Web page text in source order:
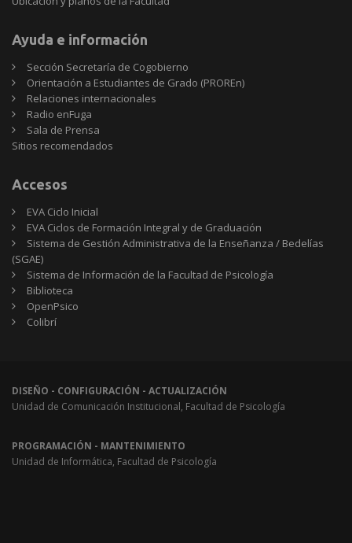
Ayuda e información
Sección Secretaría de Cogobierno
Orientación a Estudiantes de Grado (PROREn)
Relaciones internacionales
Radio enFuga
Sala de Prensa
Sitios
Sitios recomendados
Accesos
EVA Ciclo Inicial
EVA Ciclos de Formación Integral y de Graduación
Sistema de Gestión Administrativa de la Enseñanza / Bedelías
(SGAE)
Sistema de Información de la Facultad de Psicología
Biblioteca
OpenPsico
Colibrí
DISEÑO - CONFIGURACIÓN - ACTUALIZACIÓN
Unidad de Comunicación Institucional, Facultad de Psicología
PROGRAMACIÓN - MANTENIMIENTO
Unidad de Informática, Facultad de Psicología